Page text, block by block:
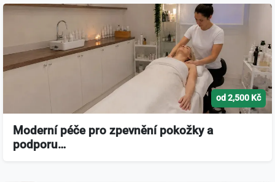
od 2,500 Kč
Moderní péče pro zpevnění pokožky a
podporu…